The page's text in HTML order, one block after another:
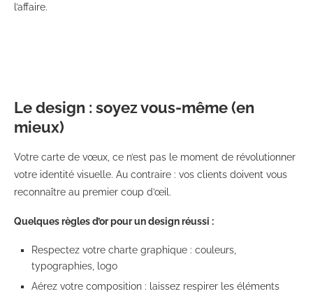
l’affaire.
Le design : soyez vous-même (en
mieux)
Votre carte de vœux, ce n’est pas le moment de révolutionner
votre identité visuelle. Au contraire : vos clients doivent vous
reconnaître au premier coup d’œil.
Quelques règles d’or pour un design réussi :
Respectez votre charte graphique : couleurs,
typographies, logo
Aérez votre composition : laissez respirer les éléments